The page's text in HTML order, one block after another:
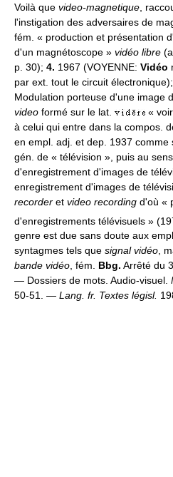
Voilà que video-magnetique ,
l'instigation des adversaires de
fém. « production et présentation
d'un magnétoscope » vidéo libre
p. 30); 4. 1967 (VOYENNE: Vidéo
par ext. tout le circuit
Modulation porteuse d'une image
video formé sur le lat. «
à celui qui entre dans la compos.
en empl. adj. et dep. 1937
gén. de « télévision », puis au
d'enregistrement d'images de
enregistrement d'images de
recorder et video recording d'où «
d'enregistrements télévisuels »
genre est due sans doute aux
syntagmes tels que signal vidéo,
bande vidéo, fém. Bbg. Arrêté du
— Dossiers de mots. Audio-visuel.
50-51. — Lang. fr. Textes législ.